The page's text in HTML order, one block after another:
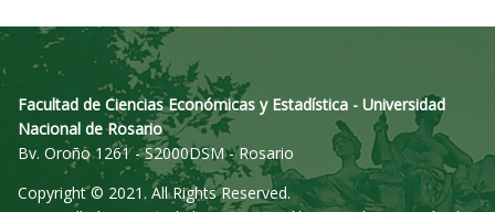
Facultad de Ciencias Económicas y Estadística - Universidad
Nacional de Rosario
Bv. Oroño 1261 - S2000DSM - Rosario
Copyright © 2021. All Rights Reserved.